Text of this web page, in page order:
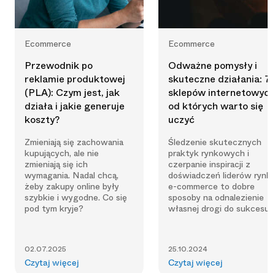
Ecommerce
Przewodnik po
reklamie produktowej
(PLA): Czym jest, jak
działa i jakie generuje
koszty?
Zmieniają się zachowania
kupujących, ale nie
zmieniają się ich
wymagania. Nadal chcą,
żeby zakupy online były
szybkie i wygodne. Co się
pod tym kryje?
02.07.2025
Czytaj więcej
Ecommerce
Odważne pomysły i
skuteczne działania: 7
sklepów
od których warto się
uczyć
Śledzenie skutecznych
praktyk rynkowych i
czerpanie inspiracji z
doświadczeń liderów
e-commerce to dobre
sposoby na odnalezienie
własnej drogi do sukcesu.
25.10.2024
Czytaj więcej